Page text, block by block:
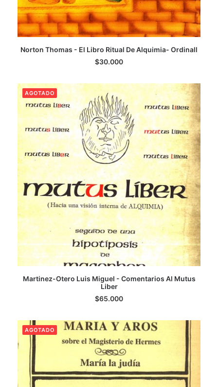
LEER MÁS
Norton Thomas - El Libro Ritual De Alquimia- Ordinall
$30.000
AGOTADO
LEER MÁS
Martinez-Otero Luis Miguel - Comentarios Al Mutus
Liber
$65.000
AGOTADO